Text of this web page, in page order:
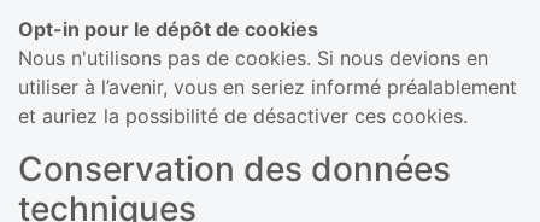
Opt-in pour le dépôt de cookies
Nous n'utilisons pas de cookies. Si nous devions en
utiliser à l’avenir, vous en seriez informé préalablement
et auriez la possibilité de désactiver ces cookies.
Conservation des données
techniques